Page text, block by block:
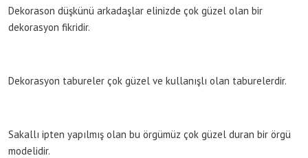
Dekorason düşkünü arkadaşlar elinizde çok güzel olan bir
dekorasyon fikridir.
Dekorasyon tabureler çok güzel ve kullanışlı olan taburelerdir.
Sakallı ipten yapılmış olan bu örgümüz çok güzel duran bir örgü
modelidir.